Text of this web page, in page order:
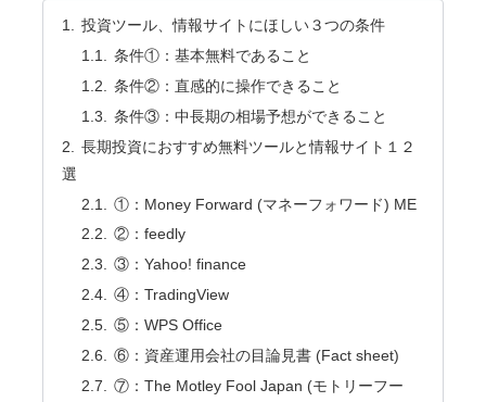
投資ツール、情報サイトにほしい３つの条件
条件①：基本無料であること
条件②：直感的に操作できること
条件③：中長期の相場予想ができること
長期投資におすすめ無料ツールと情報サイト１２
選
①：Money Forward (マネーフォワード) ME
②：feedly
③：Yahoo! finance
④：TradingView
⑤：WPS Office
⑥：資産運用会社の目論見書 (Fact sheet)
⑦：The Motley Fool Japan (モトリーフー